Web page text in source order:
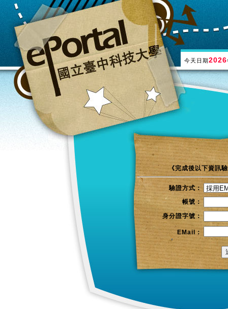
今天日期2026
《完成後以下資訊
驗證方式：
帳號：
身分證字號：
EMail：